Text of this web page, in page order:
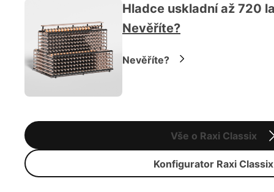
Vše o Raxi Classix
Konfigurator Raxi Classix
Hladce uskladní až 720
Nevěříte?
Nevěříte?